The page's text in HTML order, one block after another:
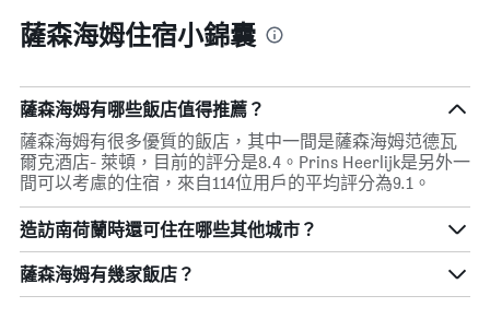
薩森海姆住宿小錦囊
薩森海姆有哪些飯店值得推薦？
薩森海姆有很多優質的飯店，其中一間是薩森海姆范德瓦
爾克酒店- 萊頓，目前的評分是8.4。Prins Heerlijk是另外一
間可以考慮的住宿，來自114位用戶的平均評分為9.1。
造訪南荷蘭​時還可住在哪些其他城市？
薩森海姆​有幾家飯店？